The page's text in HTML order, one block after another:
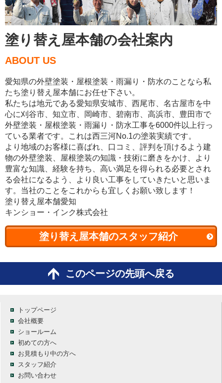
塗り替え屋本舗の会社案内
ABOUT US
愛知県の外壁塗装・屋根塗装・雨漏り・防水のことなら私
たち塗り替え屋本舗にお任せ下さい。
私たちは地元である愛知県安城市、西尾市、名古屋市を中
心に刈谷市、知立市、岡崎市、碧南市、高浜市、豊田市で
外壁塗装・屋根塗装・雨漏り・防水工事を6000件以上行っ
ている業者です。これは西三河No.1の塗装実績です。
より地域のお客様に喜ばれ、口コミ、評判を頂けるよう建
物の外壁塗装、屋根塗装の知識・技術に磨きをかけ、より
豊富な知識、経験を持ち、高い満足を得られる必要とされ
る会社になるよう、より良い工事をしていきたいと思いま
す。当社のことをこれからも宜しくお願い致します！
塗り替え屋本舗愛知
キンショー・インク株式会社
塗り替え屋本舗のスタッフ紹介
このページの先頭へ戻る
トップページ
会社概要
ショールーム
初めての方へ
お見積もり中の方へ
スタッフ紹介
お問い合わせ